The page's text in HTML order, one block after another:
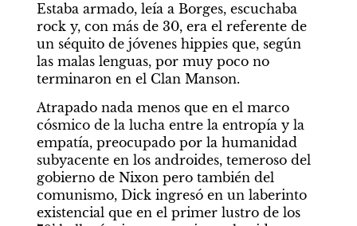
Estaba armado, leía a Borges, escuchaba
rock y, con más de 30, era el referente de
un séquito de jóvenes hippies que, según
las malas lenguas, por muy poco no
terminaron en el Clan Manson.
Atrapado nada menos que en el marco
cósmico de la lucha entre la entropía y la
empatía, preocupado por la humanidad
subyacente en los androides, temeroso del
gobierno de Nixon pero también del
comunismo, Dick ingresó en un laberinto
existencial que en el primer lustro de los